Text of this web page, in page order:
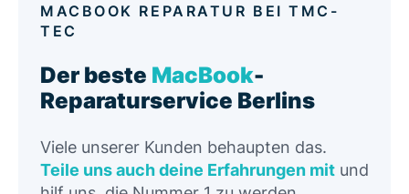
MACBOOK REPARATUR BEI TMC-
TEC
Der beste MacBook-
Reparaturservice Berlins
Viele unserer Kunden behaupten das.
Teile uns auch deine Erfahrungen mit und